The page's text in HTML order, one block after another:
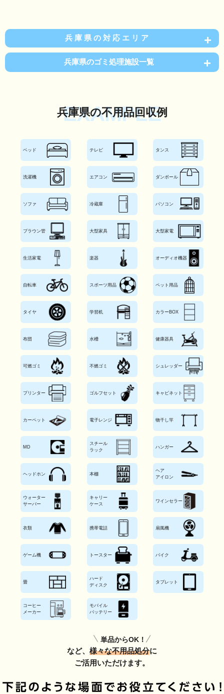
兵庫県の対応エリア
兵庫県のゴミ処理施設一覧
EXAMPLE
兵庫県の不用品回収例
ベッド テレビ タンス
洗濯機 エアコン ダンボール
ソファ 冷蔵庫 パソコン
ブラウン管 大型家具 大型家電
生活家電 楽器 オーディオ機器
自転車 スポーツ用品 ペット用品
タイヤ 学習机 カラーBOX
布団 水槽 健康器具
可燃ゴミ 不燃ゴミ シュレッダー
プリンター ゴルフセット キャビネット
カーペット 電子レンジ 物干し竿
MD
スチール
ラック
ハンガー
ヘッドホン 本棚
ヘア
アイロン
ウォーター
サーバー
キャリー
ケース
ワインセラー
衣類 携帯電話 扇風機
ゲーム機 トースター バイク
畳
ハード
ディスク
タブレット
コーヒー
メーカー
モバイル
バッテリー
単品からOK！
など、 様々な不用品処分に
ご活用いただけます。